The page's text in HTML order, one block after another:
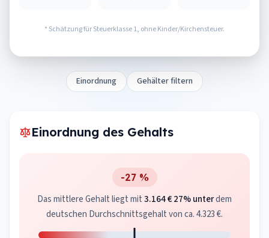
* Schätzung für Steuerklasse 1, ohne Kinder/Kirchensteuer.
Einordnung Gehälter filtern
Einordnung des Gehalts
-27 %
Das mittlere Gehalt liegt mit3.164 €27% unterdem
deutschen Durchschnittsgehalt von ca. 4.323 €.